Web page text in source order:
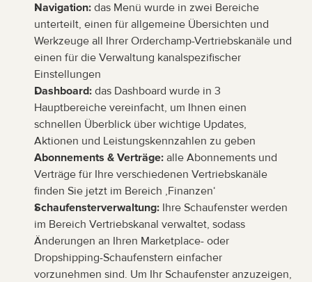
Navigation: das Menü wurde in zwei Bereiche
unterteilt, einen für allgemeine Übersichten und
Werkzeuge all Ihrer Orderchamp-Vertriebskanäle und
einen für die Verwaltung kanalspezifischer
Einstellungen
Dashboard: das Dashboard wurde in 3
Hauptbereiche vereinfacht, um Ihnen einen
schnellen Überblick über wichtige Updates,
Aktionen und Leistungskennzahlen zu geben
Abonnements & Verträge: alle Abonnements und
Verträge für Ihre verschiedenen Vertriebskanäle
finden Sie jetzt im Bereich ‚Finanzen‘
Schaufensterverwaltung: Ihre Schaufenster werden
im Bereich Vertriebskanal verwaltet, sodass
Änderungen an Ihren Marketplace- oder
Dropshipping-Schaufenstern einfacher
vorzunehmen sind. Um Ihr Schaufenster anzuzeigen,